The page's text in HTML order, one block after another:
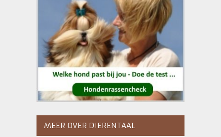
MEER OVER DIERENTAAL